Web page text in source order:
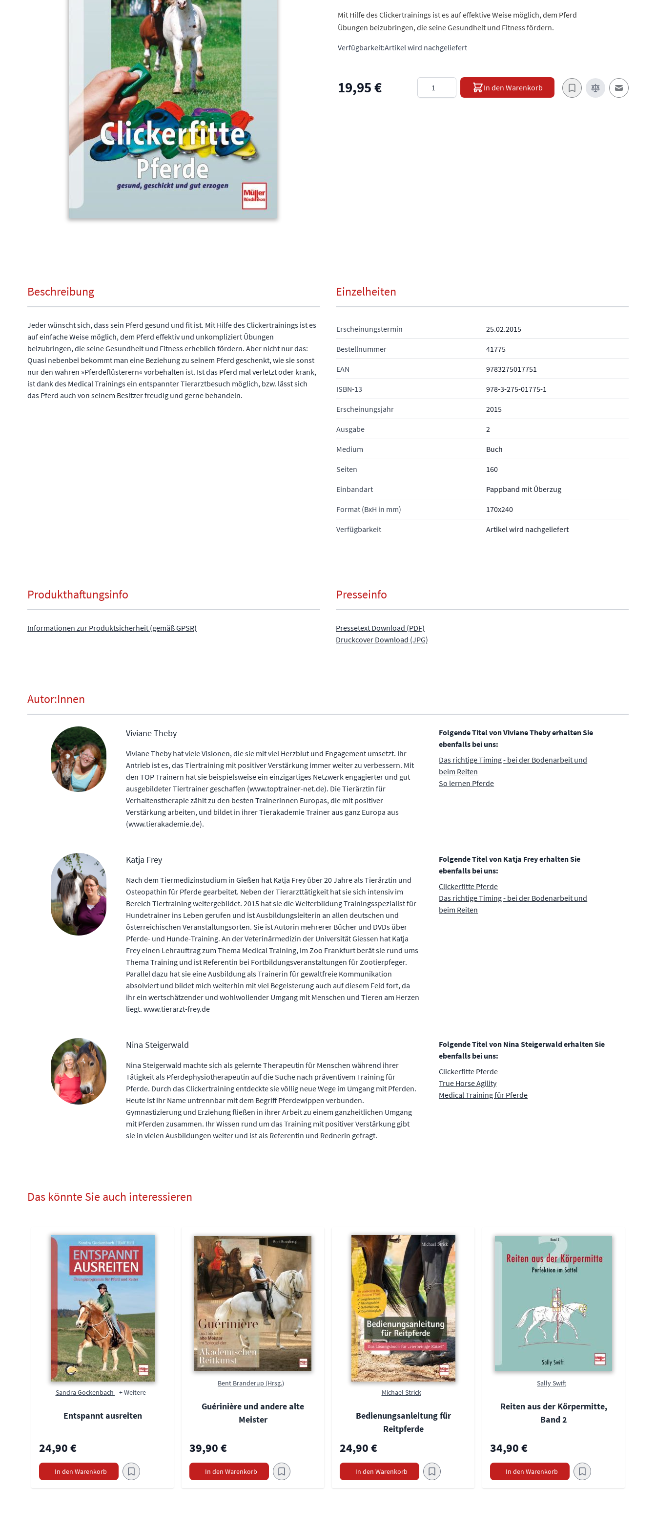
Mit Hilfe des Clickertrainings ist es auf effektive Weise möglich, dem Pferd
Übungen beizubringen, die seine Gesundheit und Fitness fördern.
Verfügbarkeit:Artikel wird nachgeliefert
19,95 € Menge In den Warenkorb
E-Mail an
Beschreibung
Jeder wünscht sich, dass sein Pferd gesund und fit ist. Mit Hilfe des Clickertrainings ist es
auf einfache Weise möglich, dem Pferd effektiv und unkompliziert Übungen
beizubringen, die seine Gesundheit und Fitness erheblich fördern. Aber nicht nur das:
Quasi nebenbei bekommt man eine Beziehung zu seinem Pferd geschenkt, wie sie sonst
nur den wahren »Pferdeflüsterern« vorbehalten ist. Ist das Pferd mal verletzt oder krank,
ist dank des Medical Trainings ein entspannter Tierarztbesuch möglich, bzw. lässt sich
das Pferd auch von seinem Besitzer freudig und gerne behandeln.
Einzelheiten
Erscheinungstermin 25.02.2015
Bestellnummer 41775
EAN 9783275017751
ISBN-13 978-3-275-01775-1
Erscheinungsjahr 2015
Ausgabe 2
Medium Buch
Seiten 160
Einbandart Pappband mit Überzug
Format (BxH in mm) 170x240
Verfügbarkeit Artikel wird nachgeliefert
Produkthaftungsinfo
Informationen zur Produktsicherheit (gemäß GPSR)
Presseinfo
Pressetext Download (PDF)
Druckcover Download (JPG)
Autor:Innen
Viviane Theby
Viviane Theby hat viele Visionen, die sie mit viel Herzblut und Engagement umsetzt. Ihr
Antrieb ist es, das Tiertraining mit positiver Verstärkung immer weiter zu verbessern. Mit
den TOP Trainern hat sie beispielsweise ein einzigartiges Netzwerk engagierter und gut
ausgebildeter Tiertrainer geschaffen (www.toptrainer-net.de). Die Tierärztin für
Verhaltenstherapie zählt zu den besten Trainerinnen Europas, die mit positiver
Verstärkung arbeiten, und bildet in ihrer Tierakademie Trainer aus ganz Europa aus
(www.tierakademie.de).
Folgende Titel von Viviane Theby erhalten Sie
ebenfalls bei uns:
Das richtige Timing - bei der Bodenarbeit und
beim Reiten
So lernen Pferde
Katja Frey
Nach dem Tiermedizinstudium in Gießen hat Katja Frey über 20 Jahre als Tierärztin und
Osteopathin für Pferde gearbeitet. Neben der Tierarzttätigkeit hat sie sich intensiv im
Bereich Tiertraining weitergebildet. 2015 hat sie die Weiterbildung Trainingsspezialist für
Hundetrainer ins Leben gerufen und ist Ausbildungsleiterin an allen deutschen und
österreichischen Veranstaltungsorten. Sie ist Autorin mehrerer Bücher und DVDs über
Pferde- und Hunde-Training. An der Veterinärmedizin der Universität Giessen hat Katja
Frey einen Lehrauftrag zum Thema Medical Training, im Zoo Frankfurt berät sie rund ums
Thema Training und ist Referentin bei Fortbildungsveranstaltungen für Zootierpfeger.
Parallel dazu hat sie eine Ausbildung als Trainerin für gewaltfreie Kommunikation
absolviert und bildet mich weiterhin mit viel Begeisterung auch auf diesem Feld fort, da
ihr ein wertschätzender und wohlwollender Umgang mit Menschen und Tieren am Herzen
liegt. www.tierarzt-frey.de
Folgende Titel von Katja Frey erhalten Sie
ebenfalls bei uns:
Clickerfitte Pferde
Das richtige Timing - bei der Bodenarbeit und
beim Reiten
Nina Steigerwald
Nina Steigerwald machte sich als gelernte Therapeutin für Menschen während ihrer
Tätigkeit als Pferdephysiotherapeutin auf die Suche nach präventivem Training für
Pferde. Durch das Clickertraining entdeckte sie völlig neue Wege im Umgang mit Pferden.
Heute ist ihr Name untrennbar mit dem Begriff Pferdewippen verbunden.
Gymnastizierung und Erziehung fließen in ihrer Arbeit zu einem ganzheitlichen Umgang
mit Pferden zusammen. Ihr Wissen rund um das Training mit positiver Verstärkung gibt
sie in vielen Ausbildungen weiter und ist als Referentin und Rednerin gefragt.
Folgende Titel von Nina Steigerwald erhalten Sie
ebenfalls bei uns:
Clickerfitte Pferde
True Horse Agility
Medical Training für Pferde
Das könnte Sie auch interessieren
Sandra Gockenbach + Weitere
Entspannt ausreiten
24,90 €
In den Warenkorb
Bent Branderup (Hrsg.)
Guérinière und andere alte
Meister
39,90 €
In den Warenkorb
Michael Strick
Bedienungsanleitung für
Reitpferde
24,90 €
In den Warenkorb
Sally Swift
Reiten aus der Körpermitte,
Band 2
34,90 €
In den Warenkorb